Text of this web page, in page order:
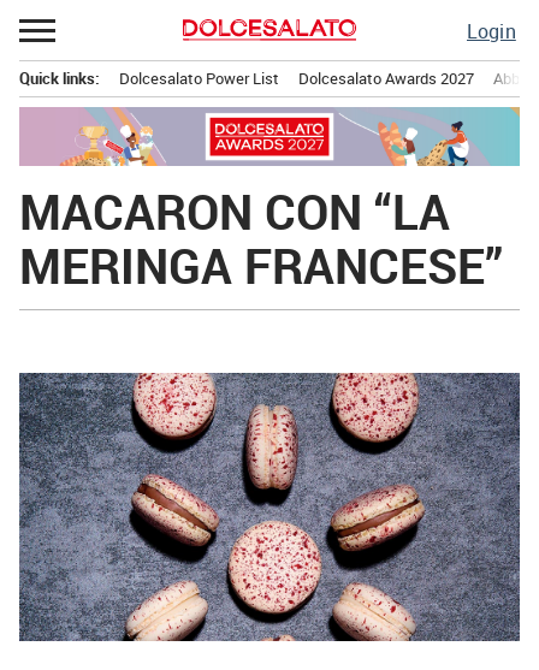
Passa
al
contenuto
Login
principale
Quick links: Dolcesalato Power List Dolcesalato Awards 2027
MACARON CON “LA
MERINGA FRANCESE”